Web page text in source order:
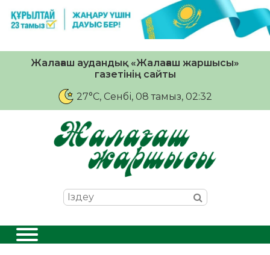
Жалағаш аудандық «Жалағаш жаршысы»
газетінің сайты
27°C, Сенбі, 08 тамыз, 02:32